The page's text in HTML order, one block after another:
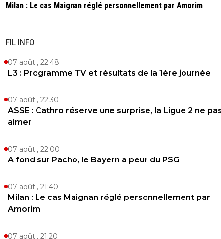
Milan : Le cas Maignan réglé personnellement par Amorim
FIL INFO
07 août , 22:48
L3 : Programme TV et résultats de la 1ère journée
07 août , 22:30
ASSE : Cathro réserve une surprise, la Ligue 2 ne
aimer
07 août , 22:00
A fond sur Pacho, le Bayern a peur du PSG
07 août , 21:40
Milan : Le cas Maignan réglé personnellement par
Amorim
07 août , 21:20